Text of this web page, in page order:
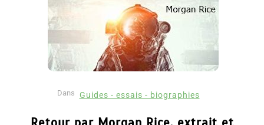
Dans Guides - essais - biographies